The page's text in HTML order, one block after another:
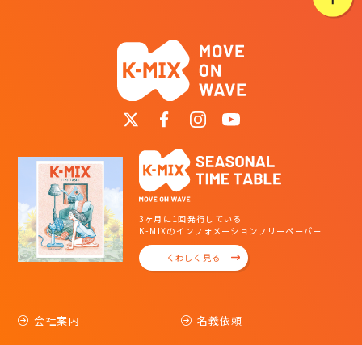
3ヶ月に1回発行している
K-MIXのインフォメーションフリーペーパー
くわしく見る
会社案内 名義依頼